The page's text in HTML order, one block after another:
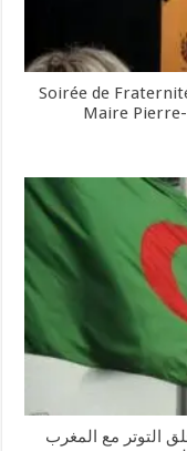
Soirée de
Maire
التوتر مع المغرب